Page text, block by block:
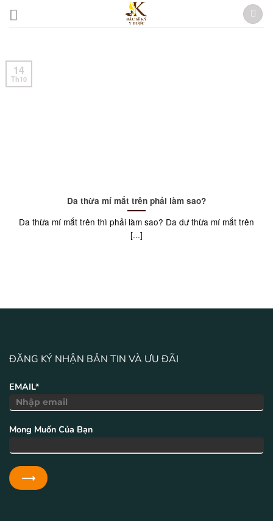
Skip
Da thừa mí mắt trên phải làm sao?
Da thừa mí mắt trên thì phải làm sao? Da dư thừa mí mắt trên
[...]
14
Th10
ĐĂNG KÝ NHẬN BẢN TIN VÀ ƯU ĐÃI
EMAIL*
Mong Muốn Của Bạn